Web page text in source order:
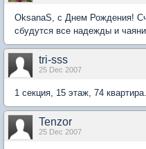
OksanaS, с Днем Рождения!
сбудутся все надежды и
tri-sss
25 Dec 2007
1 секция, 15 этаж, 74 квартира.
Tenzor
25 Dec 2007